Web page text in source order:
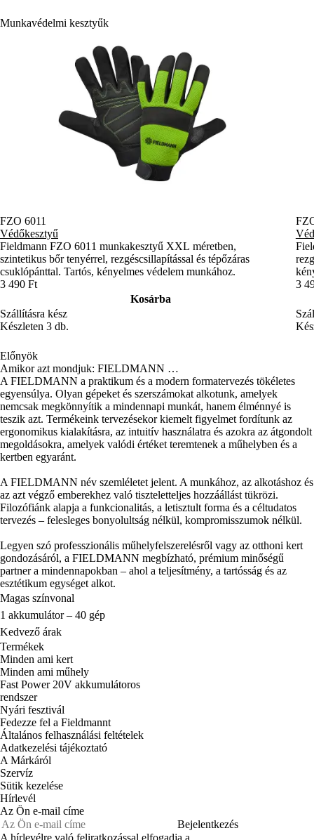
Munkavédelmi kesztyűk
FZO 6011
Védőkesztyű
Fieldmann FZO 6011 munkakesztyű XXL méretben,
szintetikus bőr tenyérrel, rezgéscsillapítással és tépőzáras
csuklópánttal. Tartós, kényelmes védelem munkához.
3 490 Ft
Kosárba
Szállításra kész
Készleten 3 db.
3
Előnyök
Amikor azt mondjuk: FIELDMANN …
A FIELDMANN a praktikum és a modern formatervezés tökéletes
egyensúlya. Olyan gépeket és szerszámokat alkotunk, amelyek
nemcsak megkönnyítik a mindennapi munkát, hanem élménnyé is
teszik azt. Termékeink tervezésekor kiemelt figyelmet fordítunk az
ergonomikus kialakításra, az intuitív használatra és azokra az átgondolt
megoldásokra, amelyek valódi értéket teremtenek a műhelyben és a
kertben egyaránt.
A FIELDMANN név szemléletet jelent. A munkához, az alkotáshoz és
az azt végző emberekhez való tiszteletteljes hozzáállást tükrözi.
Filozófiánk alapja a funkcionalitás, a letisztult forma és a céltudatos
tervezés – felesleges bonyolultság nélkül, kompromisszumok nélkül.
Legyen szó professzionális műhelyfelszerelésről vagy az otthoni kert
gondozásáról, a FIELDMANN megbízható, prémium minőségű
partner a mindennapokban – ahol a teljesítmény, a tartósság és az
esztétikum egységet alkot.
Magas színvonal
1 akkumulátor – 40 gép
Kedvező árak
Termékek
Minden ami kert
Minden ami műhely
Fast Power 20V akkumulátoros
rendszer
Nyári fesztivál
Fedezze fel a Fieldmannt
Általános felhasználási feltételek
Adatkezelési tájékoztató
A Márkáról
Szervíz
Sütik kezelése
Hírlevél
Az Ön e-mail címe
Bejelentkezés
A hírlevélre való feliratkozással elfogadja a